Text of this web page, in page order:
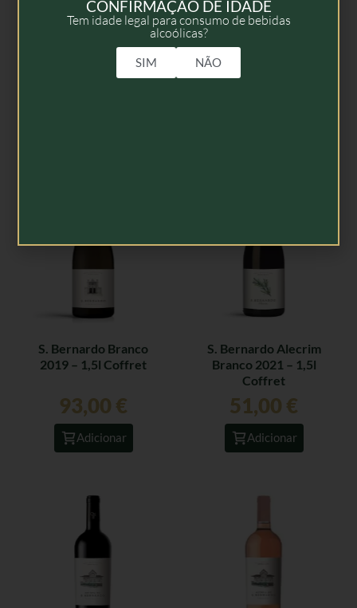
S. Bernardo Reserva da
Família 2012 – 1,5l
Tinto 2017 – 75cl
S. Bernardo Branco
2019 – 1,5l Coffret
93,00 €
Adicionar
S. Bernardo Alecrim
Branco 2021 – 1,5l
Coffret
51,00 €
Adicionar
CONFIRMAÇÃO DE IDADE
Tem idade legal para consumo de bebidas
alcoólicas?
SIM NÃO